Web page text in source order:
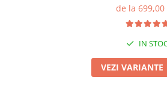
Quadcore, Android 14,
Suport
de la 699,00
IN
VEZI VARIANTE